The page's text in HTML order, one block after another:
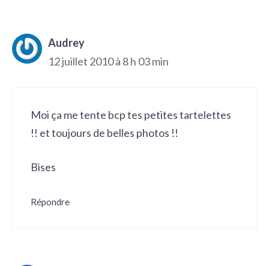
Audrey
12 juillet 2010 à 8 h 03 min
Moi ça me tente bcp tes petites tartelettes
!! et toujours de belles photos !!
Bises
Répondre